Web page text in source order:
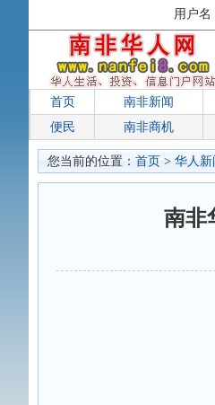
用户名
首页 南非新闻
便民
南非商机
您当前的位置： 首页 > 华人新
南非